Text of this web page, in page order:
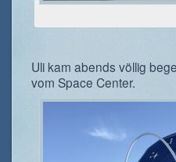
Uli kam abends völlig
vom Space Center.